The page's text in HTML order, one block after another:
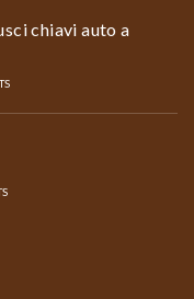
chiavi auto a